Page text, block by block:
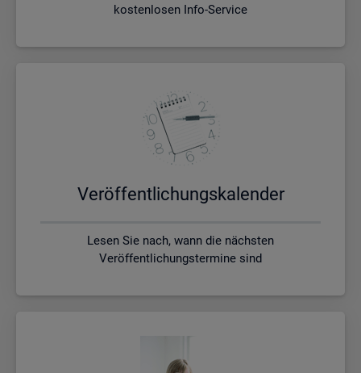
kostenlosen Info-Service
Ver­öf­fent­li­chungs­ka­len­der
Lesen Sie nach, wann die nächsten
Veröffentlichungstermine sind